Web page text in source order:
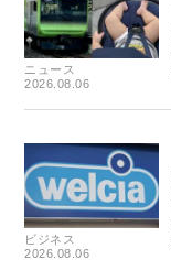
ニュース
2026.08.06
ビジネス
2026.08.06